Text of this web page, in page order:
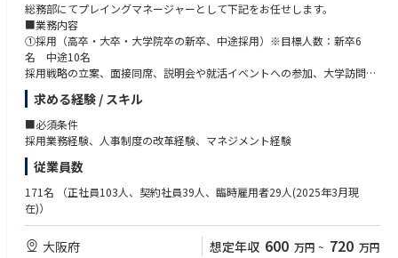
総務部にてプレイングマネージャーとして下記をお任せします。
■業務内容
①採用（高卒・大卒・大学院卒の新卒、中途採用）※目標人数：新卒6
名 中途10名
採用戦略の立案、面接同席、説明会や就活イベントへの参加、大学訪問、
採用部署との連携、採用エージェントの対応
将来的には、中途入社者の入社時研修、階層別研修、マネジメント研修の
企画もお任せする予定です。
②人事制度改革
同社にあった評価制度を企画し、関係各所と連携しながら推進。
③総務業務
総務に関する業務全般
給与計算、社保などの労務関連業務、社内規程関連業務、株式関連業務、
株主総会、社内行事などの企画、運営 ・営繕関係業務 など。
求める経験 / スキル
■必須条件
採用業務経験、人事制度の改革経験、マネジメント経験
従業員数
171名
（正社員103人、契約社員39人、臨時雇用者29人(2025年3月現
在)）
大阪府 想定年収 600 万円 ~ 720 万円